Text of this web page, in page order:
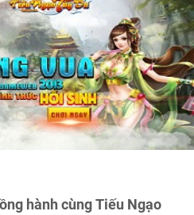
hành cùng Tiếu Ngạo